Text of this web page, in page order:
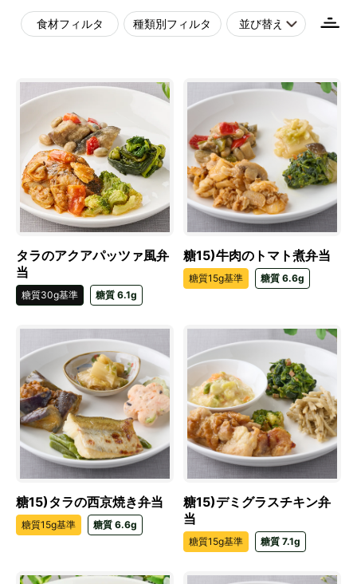
食材フィルタ 種類別フィルタ
タラのアクアパッツァ風弁
当
糖質30g基準 糖質 6.1g
糖15)牛肉のトマト煮弁当
糖質15g基準 糖質 6.6g
糖15)タラの西京焼き弁当
糖質15g基準 糖質 6.6g
糖15)デミグラスチキン弁
当
糖質15g基準 糖質 7.1g